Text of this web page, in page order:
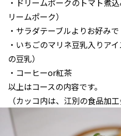
・ドリームポークのトマト煮
リームポーク）
・サラダテーブルよりお好み
・いちごのマリネ豆乳入りア
の豆乳）
・コーヒーor紅茶
以上はコースの内容です。
（カッコ内は、江別の食品加